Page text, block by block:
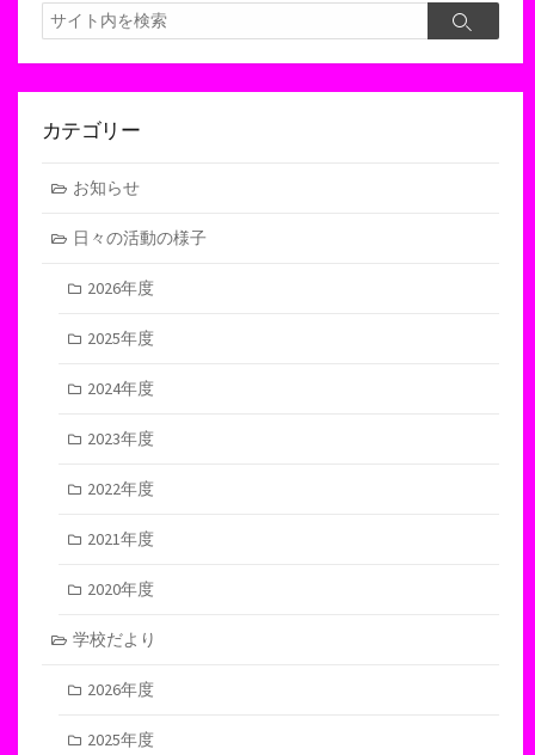
検
索
検
カテゴリー
お知らせ
日々の活動の様子
2026年度
2025年度
2024年度
2023年度
2022年度
2021年度
2020年度
学校だより
2026年度
2025年度